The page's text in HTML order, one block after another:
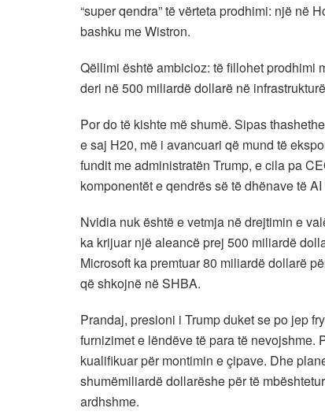
“super qendra” të vërteta prodhimi: një në
bashku me Wistron.
Qëllimi është ambicioz: të fillohet prodhimi
deri në 500 miliardë dollarë në
Por do të kishte më shumë. Sipas
e saj H20, më i avancuari që mund të
fundit me administratën Trump, e cila pa
komponentët e qendrës së të dhënave të
Nvidia nuk është e vetmja në drejtimin e
ka krijuar një aleancë prej 500 miliardë
Microsoft ka premtuar 80 miliardë dollarë
që shkojnë në SHBA.
Prandaj, presioni i Trump duket se po jep
furnizimet e lëndëve të para të nevojshme.
kualifikuar për montimin e çipave. Dhe
shumëmiliardë dollarëshe për të
ardhshme.